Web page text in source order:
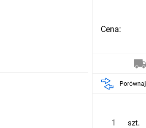
Cena:
Porównaj
szt.